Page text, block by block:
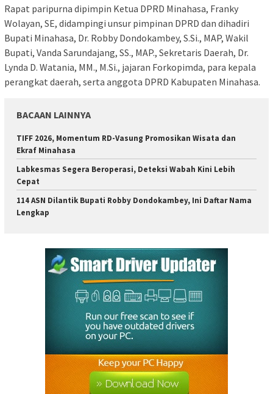
Rapat paripurna dipimpin Ketua DPRD Minahasa, Franky
Wolayan, SE, didampingi unsur pimpinan DPRD dan dihadiri
Bupati Minahasa, Dr. Robby Dondokambey, S.Si., MAP, Wakil
Bupati, Vanda Sarundajang, SS., MAP., Sekretaris Daerah, Dr.
Lynda D. Watania, MM., M.Si., jajaran Forkopimda, para kepala
perangkat daerah, serta anggota DPRD Kabupaten Minahasa.
BACAAN LAINNYA
TIFF 2026, Momentum RD-Vasung Promosikan Wisata dan
Ekraf Minahasa
Labkesmas Segera Beroperasi, Deteksi Wabah Kini Lebih
Cepat
114 ASN Dilantik Bupati Robby Dondokambey, Ini Daftar Nama
Lengkap